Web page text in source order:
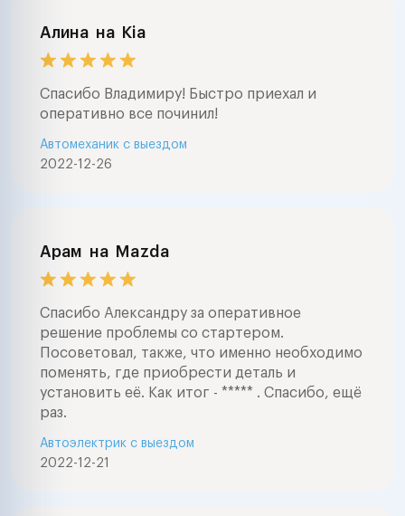
Алина на Kia
Спасибо Владимиру! Быстро приехал и
оперативно все починил!
2022-12-26
Автомеханик с выездом
Арам на Mazda
Спасибо Александру за оперативное
решение проблемы со стартером.
Посоветовал, также, что именно необходимо
поменять, где приобрести деталь и
установить её. Как итог - ***** . Спасибо, ещё
раз.
2022-12-21
Автоэлектрик с выездом